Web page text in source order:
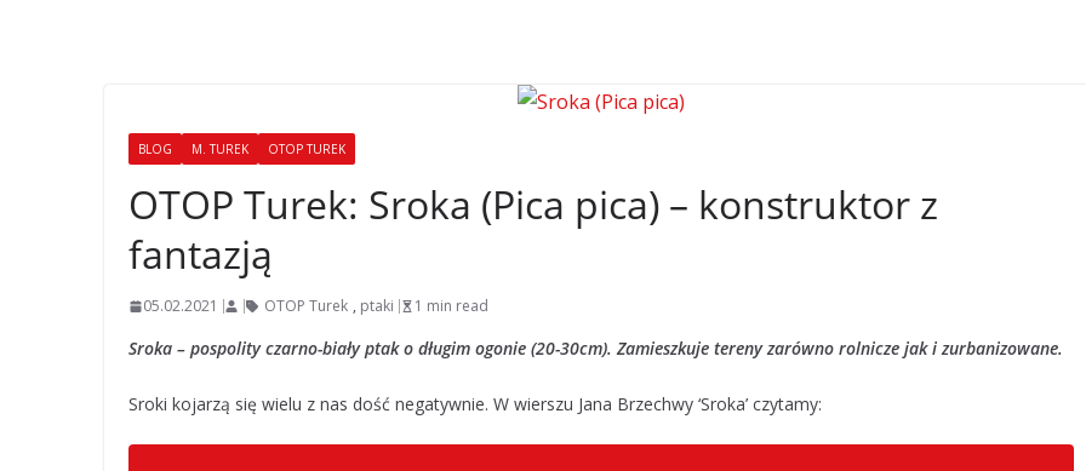
BLOG M. TUREK OTOP TUREK
OTOP Turek: Sroka (Pica pica) – konstruktor z
fantazją
05.02.2021 OTOP Turek , ptaki 1 min read
Sroka – pospolity czarno-biały ptak o długim ogonie (20-30cm). Zamieszkuje tereny zarówno rolnicze jak i zurbanizowane.
Sroki kojarzą się wielu z nas dość negatywnie. W wierszu Jana Brzechwy ‘Sroka’ czytamy: